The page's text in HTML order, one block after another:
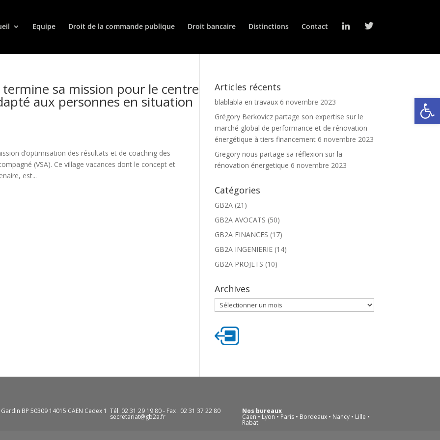
Equipe Droit de la commande publique Droit bancaire Distinctions Contact
e
T
t
termine sa mission pour le centre
aux personnes en situation
d’optimisation des résultats et de coaching des
(VSA). Ce village vacances dont le concept et
est...
Articles récents
blablabla en travaux 6 novembre 2023
Grégory Berkovicz partage son expertise sur le
marché global de performance et de rénovation
énergétique à tiers financement 6 novembre 2023
Gregory nous partage sa réflexion sur la
rénovation énergetique 6 novembre 2023
Catégories
GB2A(21)
GB2A AVOCATS (50)
GB2A FINANCES (17)
GB2A INGENIERIE(14)
GB2A PROJETS (10)
Archives
Archives
BP 50309 14015 CAEN Cedex 1 Tél. 02 31 29 19 80 - Fax : 02 31 37 22 80
secretariat@gb2a.fr
Nos bureaux
Caen • Lyon • Paris • Bordeaux • Nancy • Lille •
Rabat